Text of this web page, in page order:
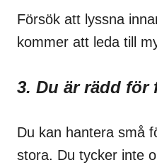
Försök att lyssna
kommer att leda till
3. Du är rädd för
Du kan hantera små
stora. Du tycker inte